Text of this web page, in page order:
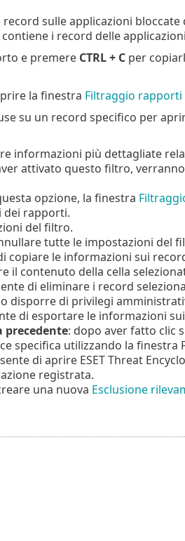
record sulle applicazioni
contiene i record delle
e premere CTRL + Cper
la finestra Filtraggio rapporti
su un record specifico per
informazioni più dettagliate
attivato questo filtro,
opzione, la finestra
dei rapporti.
del filtro.
tutte le impostazioni del
copiare le informazioni sui
il contenuto della cella
di eliminare i record
disporre di privilegi
di esportare le informazioni
precedente: dopo aver fatto clic
specifica utilizzando la
di aprire ESET Threat
registrata.
una nuova Esclusione